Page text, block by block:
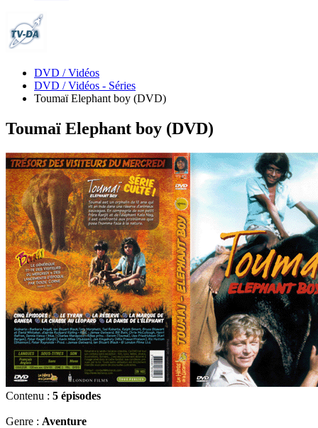
DVD / Vidéos
DVD / Vidéos - Séries
Toumaï Elephant boy (DVD)
Toumaï Elephant boy (DVD)
Contenu : 5 épisodes
Genre : Aventure